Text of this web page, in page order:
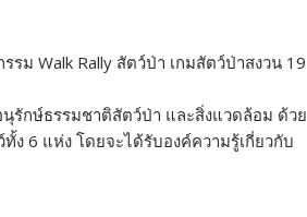
ม Walk Rally สัตว์ป่า เกมสัตว์ป่าสงวน 19
รักษ์ธรรมชาติสัตว์ป่า และสิ่งแวดล้อม ด้วย
6 แห่ง โดยจะได้รับองค์ความรู้เกี่ยวกับ